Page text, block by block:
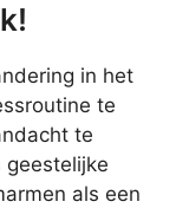
in het
te
te
geestelijke
als een